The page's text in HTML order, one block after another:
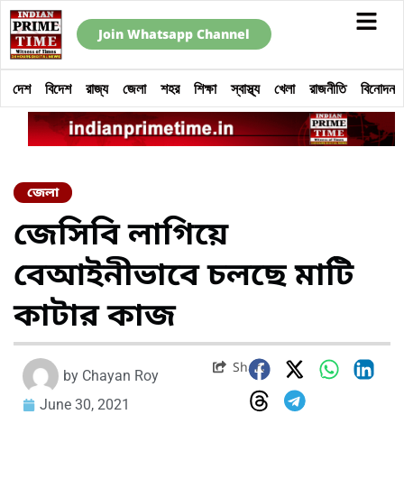
Join Whatsapp Channel
দেশ বিদেশ রাজ্য জেলা শহর শিক্ষা স্বাস্থ্য খেলা রাজনীতি বিনোদন
জেলা
জেসিবি লাগিয়ে
বেআইনীভাবে চলছে মাটি
কাটার কাজ
by Chayan Roy
June 30, 2021
Share